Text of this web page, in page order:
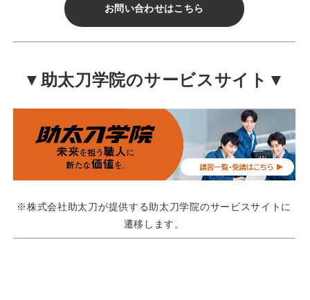
お問い合わせはこちら
▼助太刀学院のサービスサイト▼
※株式会社助太刀が提供する助太刀学院のサービスサイトに
遷移します。